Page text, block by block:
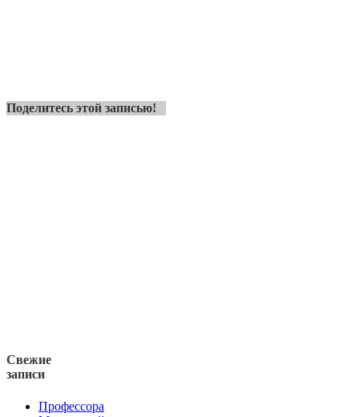
Поделитесь этой записью!
Свежие
записи
Профессора